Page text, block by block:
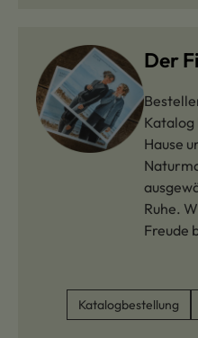
Der
Katalog
Hause
Ruhe.
Freude
Katalogbestellung